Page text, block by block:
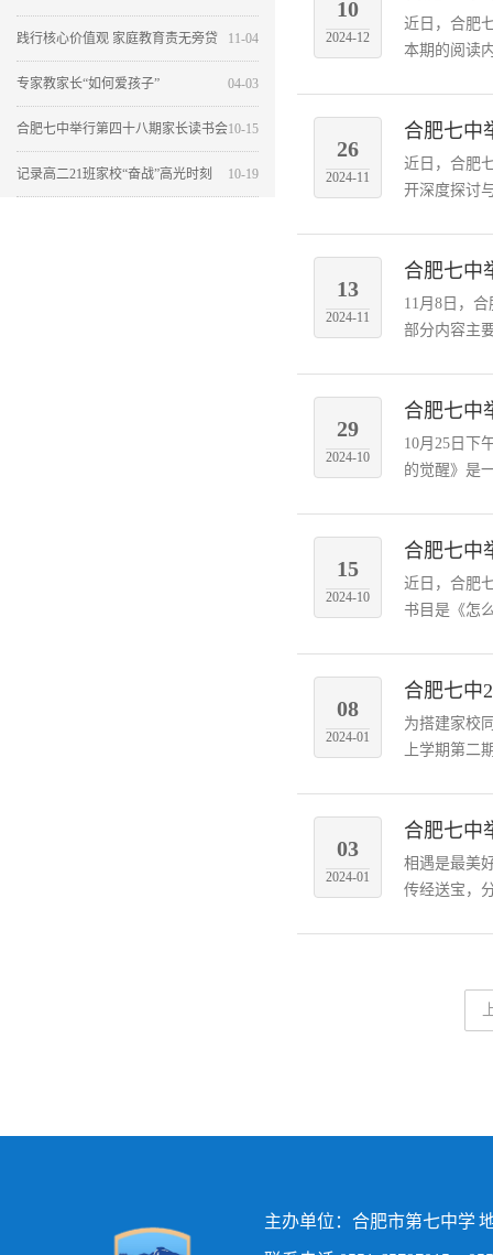
11-04
践行核心价值观 家庭教育责无旁贷
04-03
专家教家长“如何爱孩子”
10-15
合肥七中举行第四十八期家长读书会
10-19
记录高二21班家校“奋战”高光时刻
10
2024-12
近日，合肥
本期的阅读
26
2024-11
合肥七中
近日，合肥
开深度探讨
13
2024-11
合肥七中
11月8日，
部分内容主
29
2024-10
合肥七中
10月25日下
的觉醒》是
15
2024-10
合肥七中
近日，合肥
书目是《怎
08
2024-01
合肥七中
为搭建家校
上学期第二
03
2024-01
合肥七中
相遇是最美
传经送宝，
主办单位：合肥市第七中学